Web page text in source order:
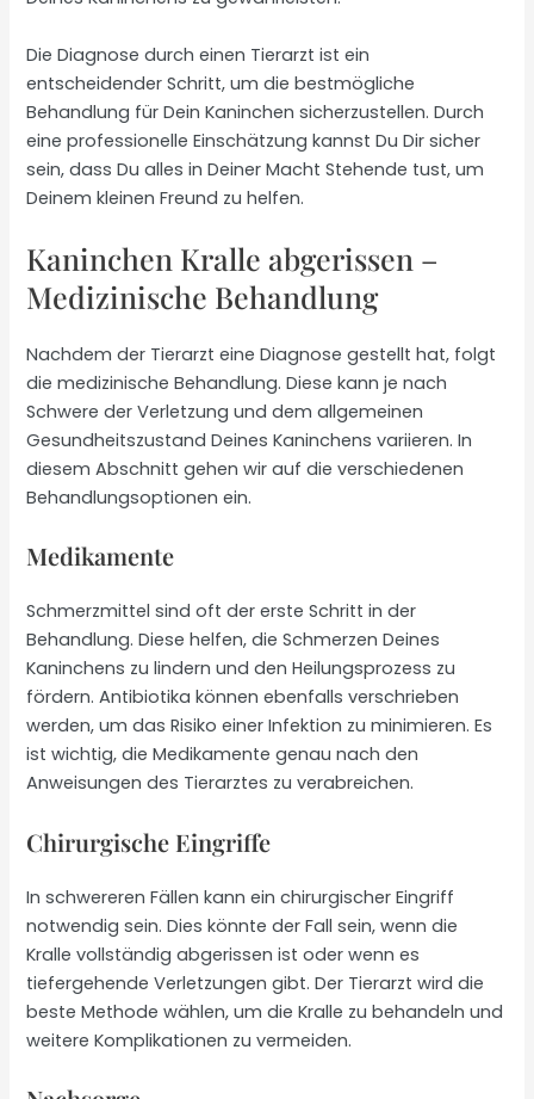
Die Diagnose durch einen Tierarzt ist ein
entscheidender Schritt, um die bestmögliche
Behandlung für Dein Kaninchen sicherzustellen. Durch
eine professionelle Einschätzung kannst Du Dir sicher
sein, dass Du alles in Deiner Macht Stehende tust, um
Deinem kleinen Freund zu helfen.
Kaninchen Kralle abgerissen –
Medizinische Behandlung
Nachdem der Tierarzt eine Diagnose gestellt hat, folgt
die medizinische Behandlung. Diese kann je nach
Schwere der Verletzung und dem allgemeinen
Gesundheitszustand Deines Kaninchens variieren. In
diesem Abschnitt gehen wir auf die verschiedenen
Behandlungsoptionen ein.
Medikamente
Schmerzmittel sind oft der erste Schritt in der
Behandlung. Diese helfen, die Schmerzen Deines
Kaninchens zu lindern und den Heilungsprozess zu
fördern. Antibiotika können ebenfalls verschrieben
werden, um das Risiko einer Infektion zu minimieren. Es
ist wichtig, die Medikamente genau nach den
Anweisungen des Tierarztes zu verabreichen.
Chirurgische Eingriffe
In schwereren Fällen kann ein chirurgischer Eingriff
notwendig sein. Dies könnte der Fall sein, wenn die
Kralle vollständig abgerissen ist oder wenn es
tiefergehende Verletzungen gibt. Der Tierarzt wird die
beste Methode wählen, um die Kralle zu behandeln und
weitere Komplikationen zu vermeiden.